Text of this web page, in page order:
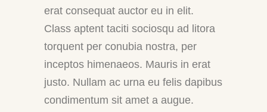
erat consequat auctor eu in elit.
Class aptent taciti sociosqu ad litora
torquent per conubia nostra, per
inceptos himenaeos. Mauris in erat
justo. Nullam ac urna eu felis dapibus
condimentum sit amet a augue.